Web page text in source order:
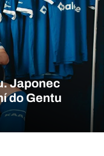
Japonec
do Gentu